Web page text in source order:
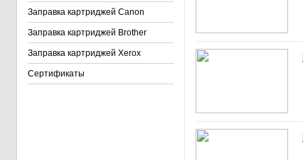
Заправка картриджей Canon
Заправка картриджей Brother
Заправка картриджей Xerox
Сертификаты